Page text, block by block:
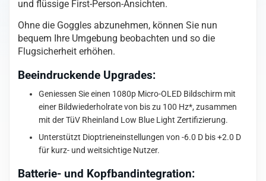
und flüssige First-Person-Ansichten.
Ohne die Goggles abzunehmen, können Sie nun
bequem Ihre Umgebung beobachten und so die
Flugsicherheit erhöhen.
Beeindruckende Upgrades:
Geniessen Sie einen 1080p Micro-OLED Bildschirm mit
einer Bildwiederholrate von bis zu 100 Hz*, zusammen
mit der TüV Rheinland Low Blue Light Zertifizierung.
Unterstützt Dioptrieneinstellungen von -6.0 D bis +2.0 D
für kurz- und weitsichtige Nutzer.
Batterie- und Kopfbandintegration: